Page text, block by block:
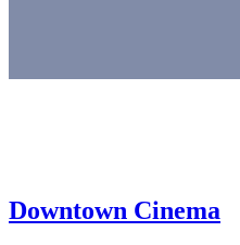
Downtown Cinema